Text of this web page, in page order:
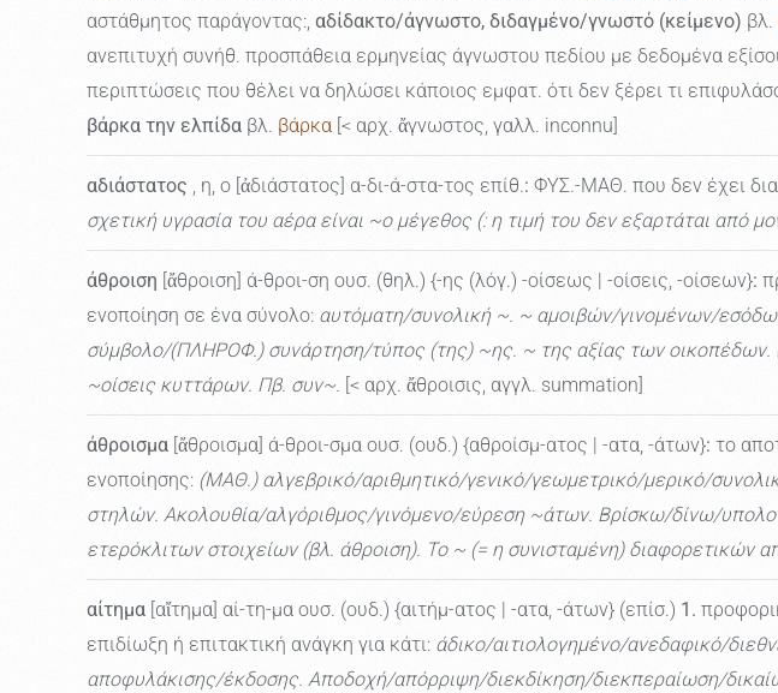
αστάθμητος παράγοντας:, αδίδακτο/άγνωστο, διδαγμένο/γνωστό (κείμενο) βλ.
ανεπιτυχή συνήθ. προσπάθεια ερμηνείας άγνωστου πεδίου με δεδομένα
περιπτώσεις που θέλει να δηλώσει κάποιος εμφατ. ότι δεν ξέρει τι
βάρκα την ελπίδα βλ. βάρκα [< αρχ. ἄγνωστος, γαλλ. inconnu]
αδιάστατος , η, ο [ἀδιάστατος] α-δι-ά-στα-τος επίθ.: ΦΥΣ.-ΜΑΘ. που δεν έχει
σχετική υγρασία του αέρα είναι ~ο μέγεθος (: η τιμή του δεν εξαρτάται από
άθροιση [ἄθροιση] ά-θροι-ση ουσ. (θηλ.) {-ης (λόγ.) -οίσεως | -οίσεις, -οίσεων}:
ενοποίηση σε ένα σύνολο: αυτόματη/συνολική ~. ~ αμοιβών/γινομένων/
σύμβολο/(ΠΛΗΡΟΦ.) συνάρτηση/τύπος (της) ~ης. ~ της αξίας των οικοπέδων.
~οίσεις κυττάρων. Πβ. συν~. [< αρχ. ἄθροισις, αγγλ. summation]
άθροισμα [ἄθροισμα] ά-θροι-σμα ουσ. (ουδ.) {αθροίσμ-ατος | -ατα, -άτων}: το
ενοποίησης: (ΜΑΘ.) αλγεβρικό/αριθμητικό/γενικό/γεωμετρικό/μερικό/
στηλών. Ακολουθία/αλγόριθμος/γινόμενο/εύρεση ~άτων. Βρίσκω/δίνω/
ετερόκλιτων στοιχείων (βλ. άθροιση). Το ~ (= η συνισταμένη) διαφορετικών
αίτημα [αἴτημα] αί-τη-μα ουσ. (ουδ.) {αιτήμ-ατος | -ατα, -άτων} (επίσ.) 1.
επιδίωξη ή επιτακτική ανάγκη για κάτι: άδικο/αιτιολογημένο/ανεδαφικό/
αποφυλάκισης/έκδοσης. Αποδοχή/απόρριψη/διεκδίκηση/διεκπεραίωση/